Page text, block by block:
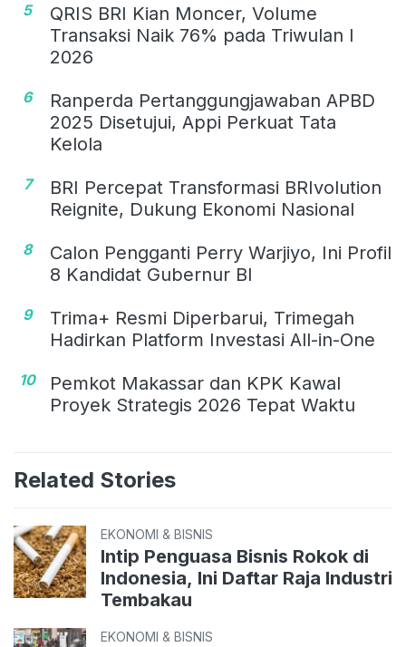
5
QRIS BRI Kian Moncer, Volume
Transaksi Naik 76% pada Triwulan I
2026
6
Ranperda Pertanggungjawaban APBD
2025 Disetujui, Appi Perkuat Tata
Kelola
7
BRI Percepat Transformasi BRIvolution
Reignite, Dukung Ekonomi Nasional
8
Calon Pengganti Perry Warjiyo, Ini Profil
8 Kandidat Gubernur BI
9
Trima+ Resmi Diperbarui, Trimegah
Hadirkan Platform Investasi All-in-One
10
Pemkot Makassar dan KPK Kawal
Proyek Strategis 2026 Tepat Waktu
Related Stories
EKONOMI & BISNIS
Intip Penguasa Bisnis Rokok di
Indonesia, Ini Daftar Raja Industri
Tembakau
EKONOMI & BISNIS